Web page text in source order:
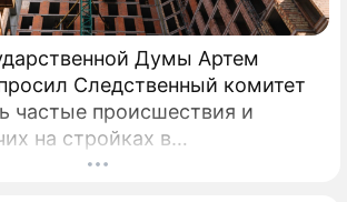
Думы Артем
Следственный комитет
частые происшествия и
на стройках в
области.